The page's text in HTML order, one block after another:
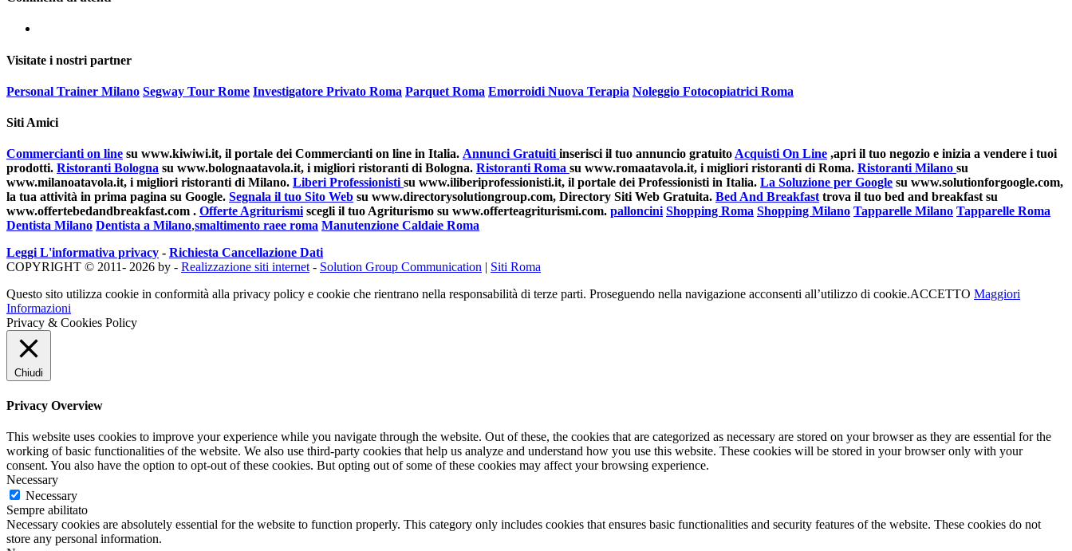
Visitate i nostri partner
Personal Trainer Milano Segway Tour Rome Investigatore Privato Roma Parquet Roma Emorroidi Nuova Terapia Noleggio Fotocopiatrici Roma
Siti Amici
Commercianti on line su www.kiwiwi.it, il portale dei Commercianti on line in Italia. Annunci Gratuitiinserisci il tuo annuncio gratuitoAcquisti On Line ,apri il tuo negozio e inizia a vendere i tuoi
prodotti. Ristoranti Bologna su www.bolognaatavola.it, i migliori ristoranti di Bologna. Ristoranti Roma su www.romaatavola.it, i migliori ristoranti di Roma. Ristoranti Milano su
www.milanoatavola.it, i migliori ristoranti di Milano. Liberi Professionistisu www.iliberiprofessionisti.it, il portale dei Professionisti in Italia. La Soluzione per Google su www.solutionforgoogle.com,
la tua attività in prima pagina su Google. Segnala il tuo Sito Web su www.directorysolutiongroup.com, Directory Siti Web Gratuita. Bed And Breakfasttrova il tuo bed and breakfast su
www.offertebedandbreakfast.com . Offerte Agriturismiscegli il tuo Agriturismo su www.offerteagriturismi.com. palloncini Shopping Roma Shopping Milano Tapparelle Milano Tapparelle Roma
Dentista Milano Dentista a Milano,smaltimento raee roma Manutenzione Caldaie Roma
Leggi L'informativa privacy - Richiesta Cancellazione Dati
COPYRIGHT © 2011- 2026 by - Realizzazione siti internet- Solution Group Communication | Siti Roma
Questo sito utilizza cookie in conformità alla privacy policy e cookie che rientrano nella responsabilità di terze parti. Proseguendo nella navigazione acconsenti all’utilizzo di cookie.ACCETTO Maggiori
Informazioni
Privacy & Cookies Policy
Chiudi
Privacy Overview
This website uses cookies to improve your experience while you navigate through the website. Out of these, the cookies that are categorized as necessary are stored on your browser as they are essential for the
working of basic functionalities of the website. We also use third-party cookies that help us analyze and understand how you use this website. These cookies will be stored in your browser only with your
consent. You also have the option to opt-out of these cookies. But opting out of some of these cookies may affect your browsing experience.
Necessary
Necessary
Sempre abilitato
Necessary cookies are absolutely essential for the website to function properly. This category only includes cookies that ensures basic functionalities and security features of the website. These cookies do not
store any personal information.